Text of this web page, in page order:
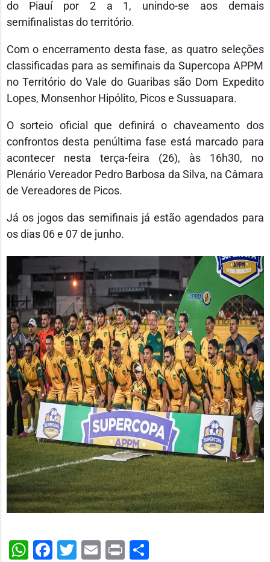
do Piauí por 2 a 1, unindo-se aos demais
semifinalistas do território.
Com o encerramento desta fase, as quatro seleções
classificadas para as semifinais da Supercopa APPM
no Território do Vale do Guaribas são Dom Expedito
Lopes, Monsenhor Hipólito, Picos e Sussuapara.
O sorteio oficial que definirá o chaveamento dos
confrontos desta penúltima fase está marcado para
acontecer nesta terça-feira (26), às 16h30, no
Plenário Vereador Pedro Barbosa da Silva, na Câmara
de Vereadores de Picos.
Já os jogos das semifinais já estão agendados para
os dias 06 e 07 de junho.
WhatsApp
Facebook
Twitter
Email
PrintShare